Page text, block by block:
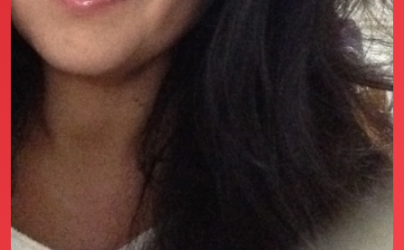
Agenzia matrimoniale Club di Più
Love Notebook
Il libro Donna di Cuori
Quanto costa Club di Più
Love Academy
Domande Frequenti
Impegno Sociale